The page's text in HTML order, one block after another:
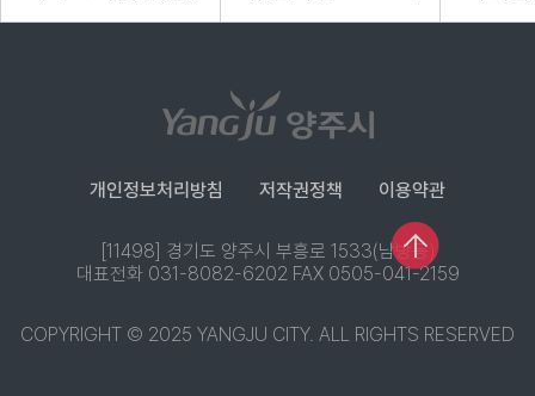
개인정보처리방침 저작권정책 이용약관
[11498] 경기도 양주시 부흥로 1533(남방동)
대표전화 031-8082-6202 FAX 0505-041-2159
COPYRIGHT © 2025 YANGJU CITY. ALL RIGHTS RESERVED